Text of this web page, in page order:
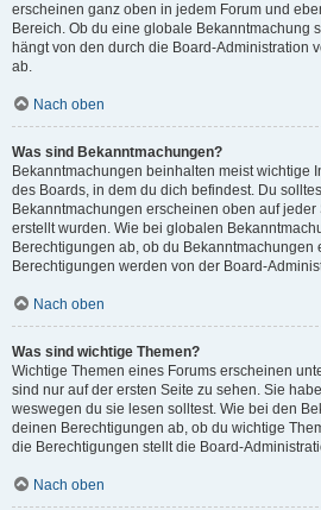
erscheinen ganz oben in jedem Forum und
Bereich. Ob du eine globale Bekanntmachung
hängt von den durch die Board-Administration
ab.
Nach oben
Was sind Bekanntmachungen?
Bekanntmachungen beinhalten meist wichtige
des Boards, in dem du dich befindest. Du
Bekanntmachungen erscheinen oben auf jeder
erstellt wurden. Wie bei globalen
Berechtigungen ab, ob du Bekanntmachungen
Berechtigungen werden von der Board-
Nach oben
Was sind wichtige Themen?
Wichtige Themen eines Forums erscheinen
sind nur auf der ersten Seite zu sehen. Sie
weswegen du sie lesen solltest. Wie bei den
deinen Berechtigungen ab, ob du wichtige
die Berechtigungen stellt die Board-
Nach oben